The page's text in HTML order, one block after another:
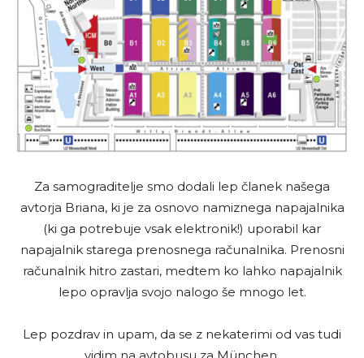
Za samograditelje smo dodali lep članek našega
avtorja Briana, ki je za osnovo namiznega napajalnika
(ki ga potrebuje vsak elektronik!) uporabil kar
napajalnik starega prenosnega računalnika. Prenosni
računalnik hitro zastari, medtem ko lahko napajalnik
lepo opravlja svojo nalogo še mnogo let.
Lep pozdrav in upam, da se z nekaterimi od vas tudi